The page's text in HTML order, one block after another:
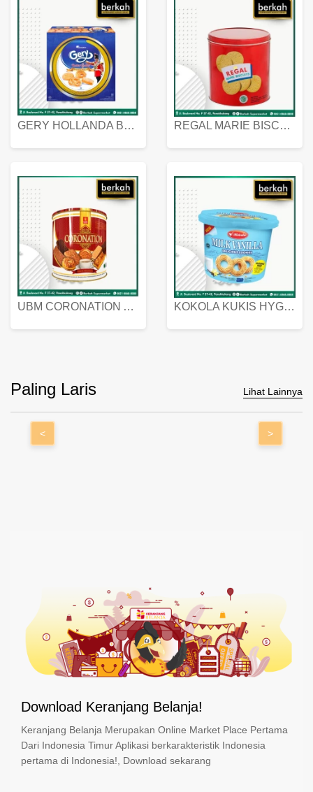
GERY HOLLANDA BUTTER COOKIES 450 GRAM REGAL MARIE BISCUIT KALENG 550 GRAM
UBM CORONATION ASSORTED BISKUIT KALENG 450 GRAM KOKOLA KUKIS HYGIENIC MILK VANILLA PACK 320 GR
Paling Laris Lihat Lainnya
< >
Download Keranjang Belanja!
Keranjang Belanja Merupakan Online Market Place Pertama
Dari Indonesia Timur Aplikasi berkarakteristik Indonesia
pertama di Indonesia!, Download sekarang